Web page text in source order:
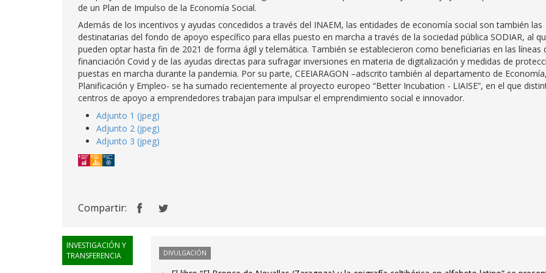
de un Plan de Impulso de la Economía Social.
Además de los incentivos y ayudas concedidos a través del INAEM, las entidades de economía social son también las
destinatarias del fondo de apoyo específico para ellas puesto en marcha a través de la sociedad pública SODIAR, al
pueden optar hasta fin de 2021 de forma ágil y telemática. También se establecieron como beneficiarias en las líneas
financiación Covid y de las ayudas directas para sufragar inversiones en materia de digitalización y medidas de
puestas en marcha durante la pandemia. Por su parte, CEEIARAGON –adscrito también al departamento de Economía,
Planificación y Empleo- se ha sumado recientemente al proyecto europeo “Better Incubation - LIAISE”, en el que
centros de apoyo a emprendedores trabajan para impulsar el emprendimiento social e innovador.
Adjunto 1 (jpeg)
Adjunto 2 (jpeg)
Adjunto 3 (jpeg)
Compartir:
INVESTIGACIÓN Y
TRANSFERENCIA
DIVULGACIÓN